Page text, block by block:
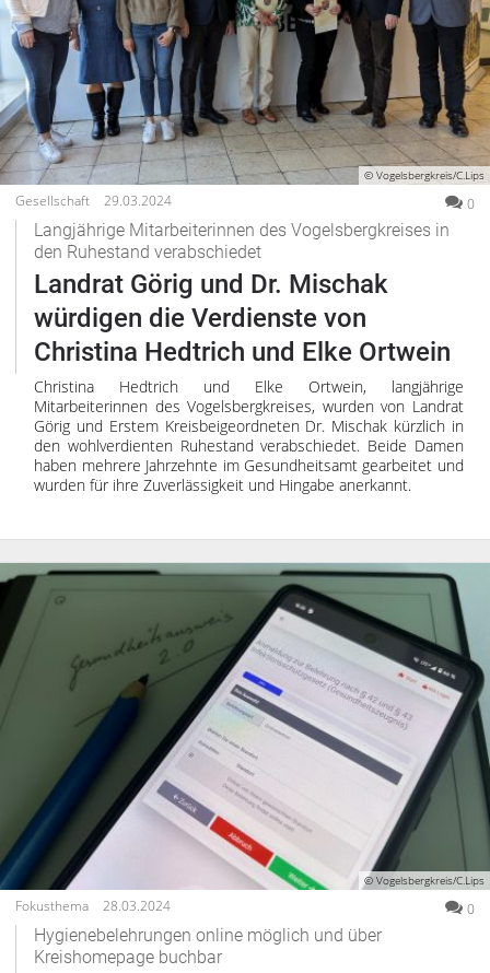
© Vogelsbergkreis/C.Lips
Gesellschaft 29.03.2024 0
Langjährige Mitarbeiterinnen des Vogelsbergkreises in
den Ruhestand verabschiedet
Landrat Görig und Dr. Mischak
würdigen die Verdienste von
Christina Hedtrich und Elke Ortwein
Christina Hedtrich und Elke Ortwein, langjährige
Mitarbeiterinnen des Vogelsbergkreises, wurden von Landrat
Görig und Erstem Kreisbeigeordneten Dr. Mischak kürzlich in
den wohlverdienten Ruhestand verabschiedet. Beide Damen
haben mehrere Jahrzehnte im Gesundheitsamt gearbeitet und
wurden für ihre Zuverlässigkeit und Hingabe anerkannt.
© Vogelsbergkreis/C.Lips
Fokusthema 28.03.2024 0
Hygienebelehrungen online möglich und über
Kreishomepage buchbar